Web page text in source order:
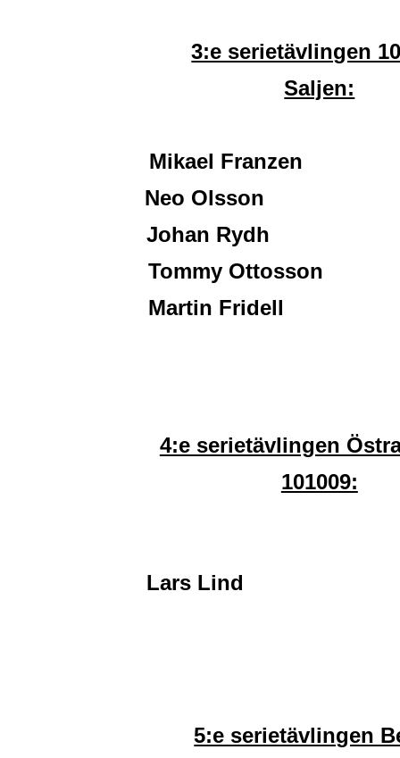
3:e serietävlingen
Saljen:
Mikael Franzen
Neo Olsson
Johan Rydh
Tommy Ottosson
Martin Fridell
4:e serietävlingen
101009:
Lars Lind
5:e serietävlingen